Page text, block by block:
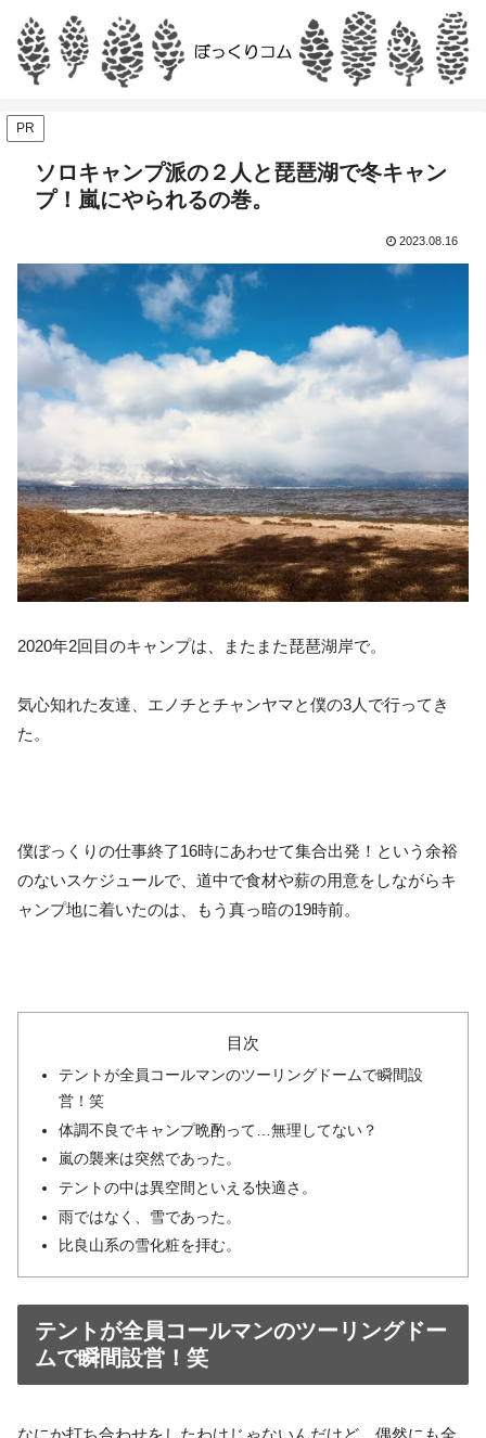
PR
ソロキャンプ派の２人と琵琶湖で冬キャン
プ！嵐にやられるの巻。
2023.08.16
2020年2回目のキャンプは、またまた琵琶湖岸で。
気心知れた友達、エノチとチャンヤマと僕の3人で行ってき
た。
僕ぼっくりの仕事終了16時にあわせて集合出発！という余裕
のないスケジュールで、道中で食材や薪の用意をしながらキ
ャンプ地に着いたのは、もう真っ暗の19時前。
目次
テントが全員コールマンのツーリングドームで瞬間設
営！笑
体調不良でキャンプ晩酌って…無理してない？
嵐の襲来は突然であった。
テントの中は異空間といえる快適さ。
雨ではなく、雪であった。
比良山系の雪化粧を拝む。
テントが全員コールマンのツーリングドー
ムで瞬間設営！笑
なにか打ち合わせをしたわけじゃないんだけど、偶然にも全